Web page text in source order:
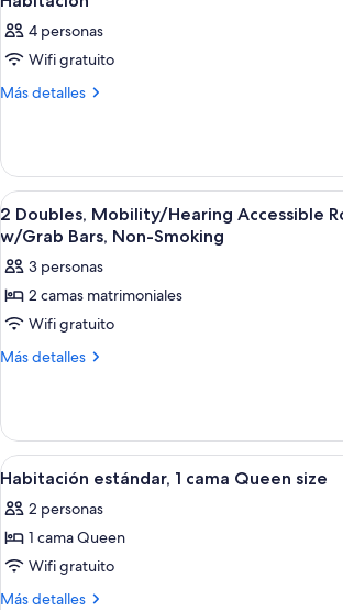
4 personas
Wifi gratuito
Más detalles
Más
Abrir
todas
las
fotos
de
2
Doubles,
Room,
Bathtub
w/Grab
Bars,
Non-
Smoking
Camas con
8
2 Doubles, Mobility/Hearing Accessible
w/Grab Bars, Non-Smoking
3 personas
2 camas matrimoniales
Wifi gratuito
Más detalles
Más
Doubles,
Mobility/Hearing
Accessible
Bathtub
w/Grab
Non-
Smoking
Abrir
todas
las
fotos
de
Habitación
Habitación
1
Habitación estándar, 1 cama Queen size
2 personas
1 cama Queen
Wifi gratuito
Más detalles
Más